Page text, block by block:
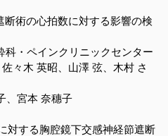
術の心拍数に対する影響の検
・ペインクリニックセンター
木 英昭、山澤 弦、木村 さ
宮本 奈穗子
対する胸腔鏡下交感神経節遮断